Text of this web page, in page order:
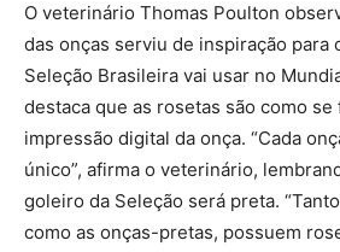
O veterinário Thomas Poulton
das onças serviu de inspiração para
Seleção Brasileira vai usar no
destaca que as rosetas são como se
impressão digital da onça. “Cada
único”, afirma o veterinário,
goleiro da Seleção será preta.
como as onças-pretas, possuem